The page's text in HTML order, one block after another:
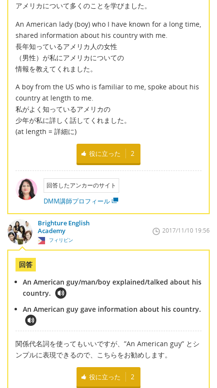
アメリカについて多くのことを学びました。
An American lady (boy) who I have known for a long time,
shared information about his country with me.
長年知っているアメリカ人の女性
（男性）が私にアメリカについての
情報を教えてくれました。
A boy from the US who is familiar to me, spoke about his
country at length to me.
私がよく知っているアメリカの
少年が私に詳しく話してくれました。
(at length = 詳細に)
役に立った 2
回答したアンカーのサイト
DMM講師プロフィール
Brighture English
Academy
フィリピン
2017/11/10 19:56
回答
An American guy/man/boy explained/talked about his
country.
An American guy gave information about his country.
関係代名詞を使ってもいいですが、”An American guy” とシ
ンプルに表現できるので、こちらをお勧めします。
役に立った 2